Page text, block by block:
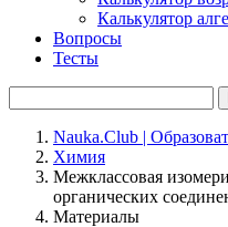
Калькулятор
Вопросы
Тесты
Nauka.Club |
Химия
Межклассовая
органических
Материалы